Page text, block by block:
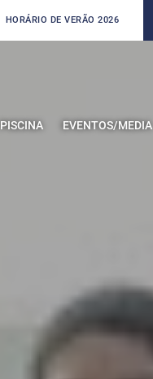
HORÁRIO DE VERÃO 2026
PISCINA EVENTOS/MEDIA